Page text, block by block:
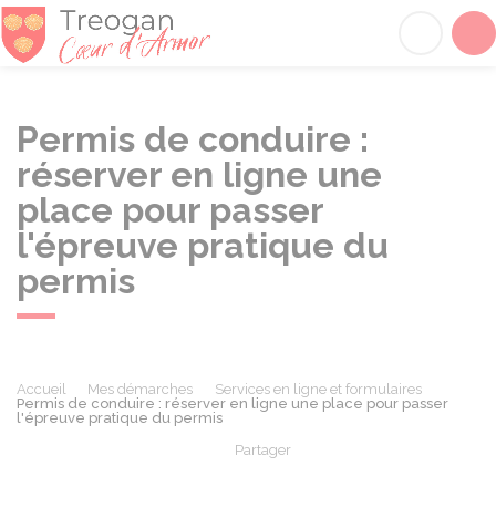
Permis de conduire :
réserver en ligne une
place pour passer
l'épreuve pratique du
permis
Accueil Mes démarches
Services en ligne et formulaires
Permis de conduire : réserver en ligne une place pour passer
l'épreuve pratique du permis
Partager